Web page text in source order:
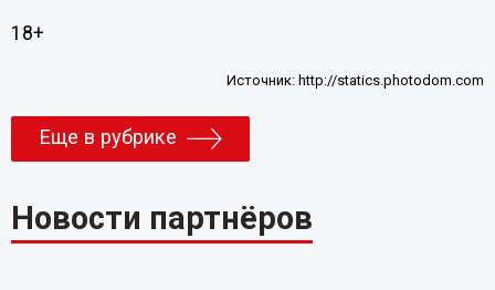
18+
Источник: http://statics.photodom.com
Еще в рубрике
Новости партнёров